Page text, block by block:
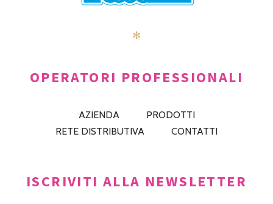
✻
OPERATORI PROFESSIONALI
AZIENDA
PRODOTTI
RETE DISTRIBUTIVA
CONTATTI
ISCRIVITI ALLA NEWSLETTER